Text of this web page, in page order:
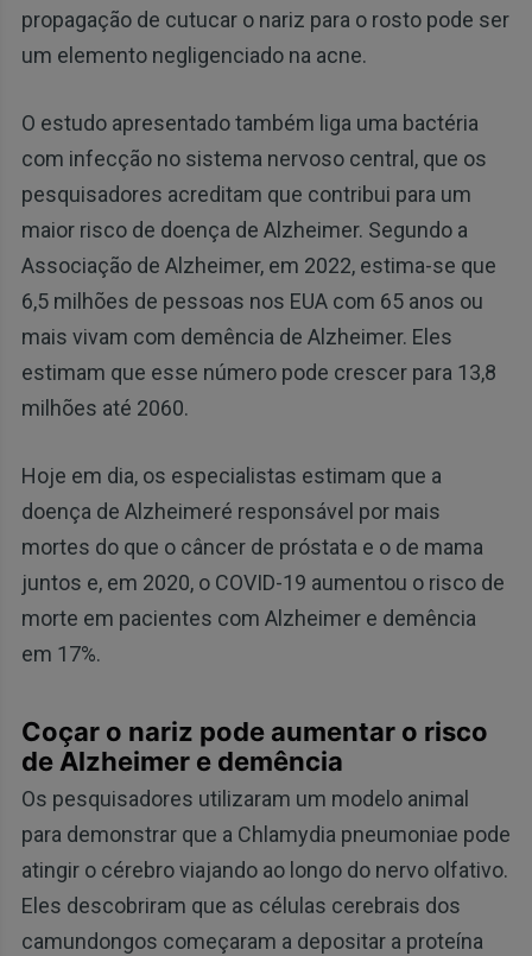
propagação de cutucar o nariz para o rosto pode ser
um elemento negligenciado na acne.
O estudo apresentado também liga uma bactéria
com infecção no sistema nervoso central, que os
pesquisadores acreditam que contribui para um
maior risco de doença de Alzheimer. Segundo a
Associação de Alzheimer, em 2022, estima-se que
6,5 milhões de pessoas nos EUA com 65 anos ou
mais vivam com demência de Alzheimer. Eles
estimam que esse número pode crescer para 13,8
milhões até 2060.
Hoje em dia, os especialistas estimam que a
doença de Alzheimeré responsável por mais
mortes do que o câncer de próstata e o de mama
juntos e, em 2020, o COVID-19 aumentou o risco de
morte em pacientes com Alzheimer e demência
em 17%.
Coçar o nariz pode aumentar o risco
de Alzheimer e demência
Os pesquisadores utilizaram um modelo animal
para demonstrar que a Chlamydia pneumoniae pode
atingir o cérebro viajando ao longo do nervo olfativo.
Eles descobriram que as células cerebrais dos
camundongos começaram a depositar a proteína